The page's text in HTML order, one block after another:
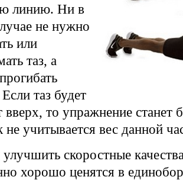
линию. Ни в
не нужно
или
таз, а
таз будет
вверх, то упражнение станет
не учитывается вес данной
скоростные
хорошо ценятся в